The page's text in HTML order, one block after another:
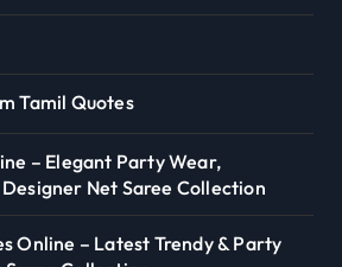
Tamil Quotes
– Elegant Party Wear,
Net Saree Collection
Online – Latest Trendy & Party